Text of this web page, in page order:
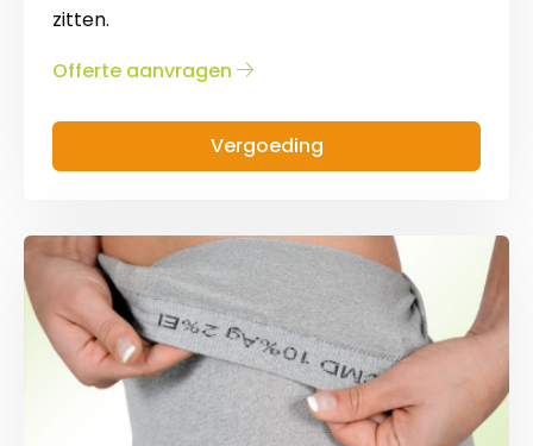
zitten.
Offerte aanvragen over
met
korte
Vergoeding